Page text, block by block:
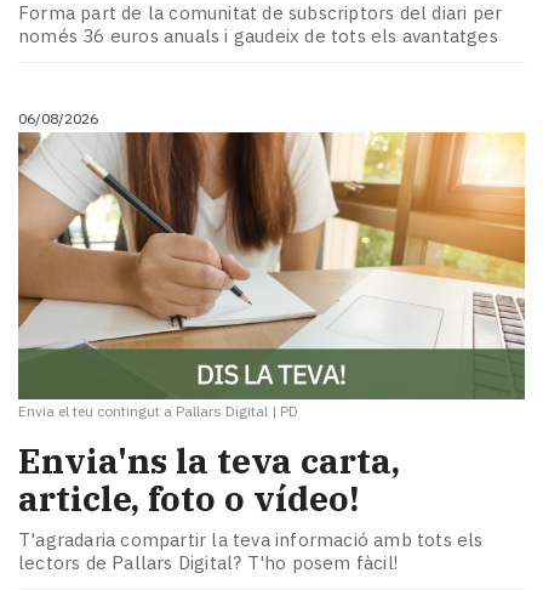
Forma part de la comunitat de subscriptors del diari per
només 36 euros anuals i gaudeix de tots els avantatges
06/08/2026
Envia el teu contingut a Pallars Digital | PD
Envia'ns la teva carta,
article, foto o vídeo!
T'agradaria compartir la teva informació amb tots els
lectors de Pallars Digital? T'ho posem fàcil!